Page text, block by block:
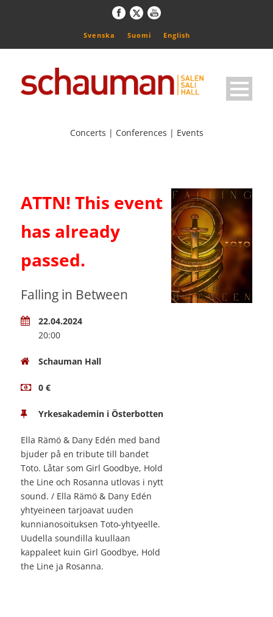
Svenska Suomi English
Concerts | Conferences | Events
ATTN! This event
has already
passed.
Falling in Between
22.04.2024
20:00
Schauman Hall
0 €
Yrkesakademin i Österbotten
Ella Rämö & Dany Edén med band
bjuder på en tribute till bandet
Toto. Låtar som Girl Goodbye, Hold
the Line och Rosanna utlovas i nytt
sound. / Ella Rämö & Dany Edén
yhtyeineen tarjoavat uuden
kunnianosoituksen Toto-yhtyeelle.
Uudella soundilla kuullaan
kappaleet kuin Girl Goodbye, Hold
the Line ja Rosanna.